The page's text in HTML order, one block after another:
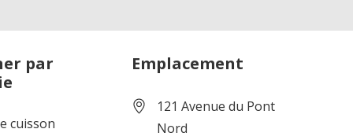
par
cuisson
Emplacement
121 Avenue du Pont
Nord